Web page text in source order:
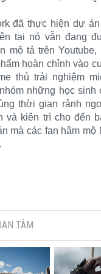
đã thực hiện dự
tại nó vẫn đang
mô tả trên
hoàn chỉnh vào
thủ trải nghiệm
những học sinh
thời gian rảnh
và kiên trì cho đến
mà các fan hâm mộ
TÂM